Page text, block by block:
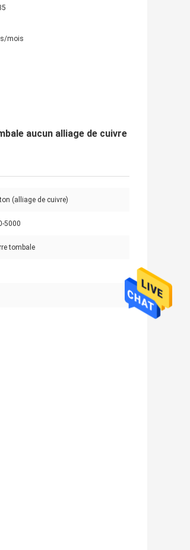
mois
aucun alliage de cuivre
(alliage de cuivre)
5000
tombale